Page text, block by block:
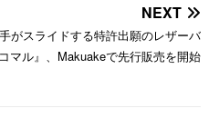
NEXT
がスライドする特許出願のレザーバ
マル』、Makuakeで先行販売を開始